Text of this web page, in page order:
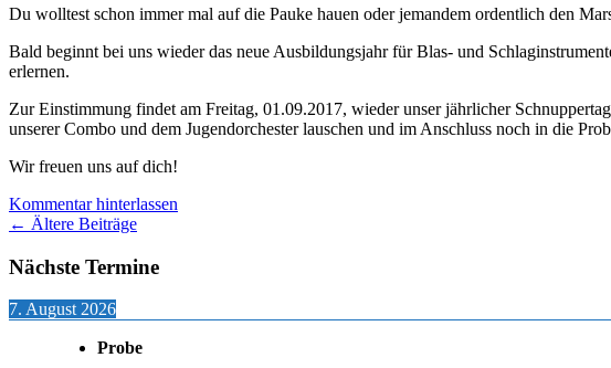
Du wolltest schon immer mal auf die Pauke hauen oder jemandem ordentlich den
Bald beginnt bei uns wieder das neue Ausbildungsjahr für Blas- und
erlernen.
Zur Einstimmung findet am Freitag, 01.09.2017, wieder unser jährlicher
unserer Combo und dem Jugendorchester lauschen und im Anschluss noch in die
Wir freuen uns auf dich!
Kommentar hinterlassen
Beitragsnavigation
← Ältere Beiträge
Nächste Termine
7. August 2026
Probe